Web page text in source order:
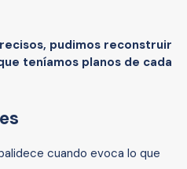
pudimos reconstruir
teníamos planos de cada
cuando evoca lo que